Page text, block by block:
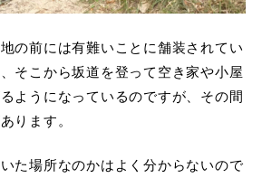
の前には有難いことに舗装されてい
そこから坂道を登って空き家や小屋
ようになっているのですが、その間
ります。
た場所なのかはよく分からないので